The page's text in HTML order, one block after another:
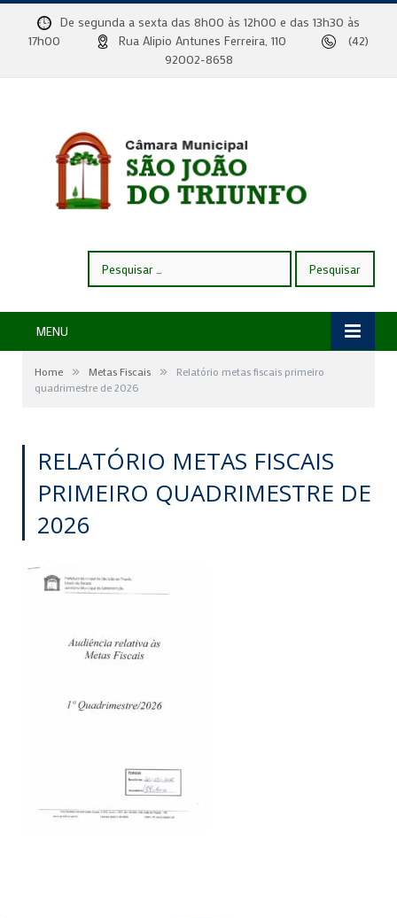
De segunda a sexta das 8h00 às 12h00 e das 13h30 às
17h00
Rua Alipio Antunes Ferreira, 110
(42)
92002-8658
por:
MENU
Home » Metas Fiscais »
Relatório metas fiscais primeiro
quadrimestre de 2026
RELATÓRIO METAS FISCAIS
PRIMEIRO QUADRIMESTRE DE
2026